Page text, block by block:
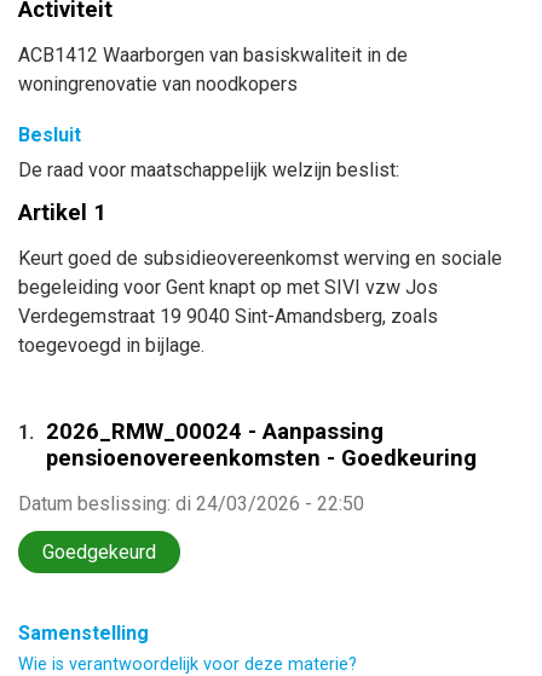
Activiteit
ACB1412 Waarborgen van basiskwaliteit in de
woningrenovatie van noodkopers
Besluit
De raad voor maatschappelijk welzijn beslist:
Artikel 1
Keurt goed de subsidieovereenkomst werving en sociale
begeleiding voor Gent knapt op met SIVI vzw Jos
Verdegemstraat 19 9040 Sint-Amandsberg, zoals
toegevoegd in bijlage.
1. 2026_RMW_00024 - Aanpassing
pensioenovereenkomsten - Goedkeuring
Datum beslissing: di 24/03/2026 - 22:50
Goedgekeurd
Samenstelling
Wie is verantwoordelijk voor deze materie?